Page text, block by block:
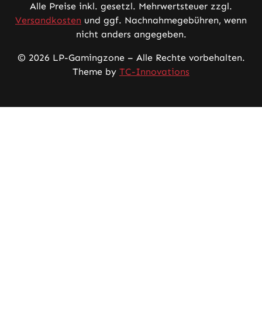
Alle Preise inkl. gesetzl. Mehrwertsteuer zzgl.
Versandkosten und ggf. Nachnahmegebühren, wenn
nicht anders angegeben.
© 2026 LP-Gamingzone – Alle Rechte vorbehalten.
Theme by TC-Innovations